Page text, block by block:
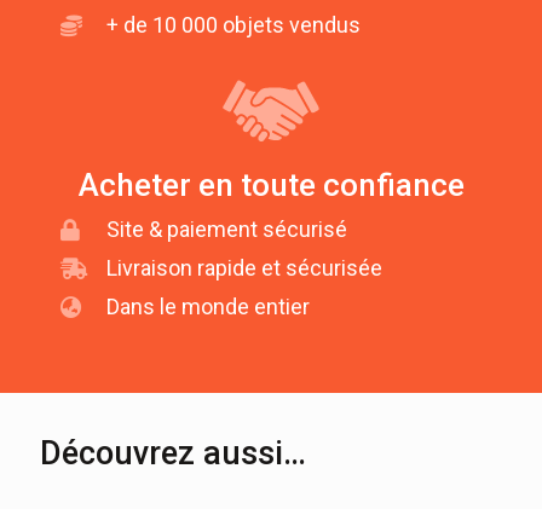
+ de 10 000 objets vendus
Acheter en toute confiance
Site & paiement sécurisé
Livraison rapide et sécurisée
Dans le monde entier
Découvrez aussi…